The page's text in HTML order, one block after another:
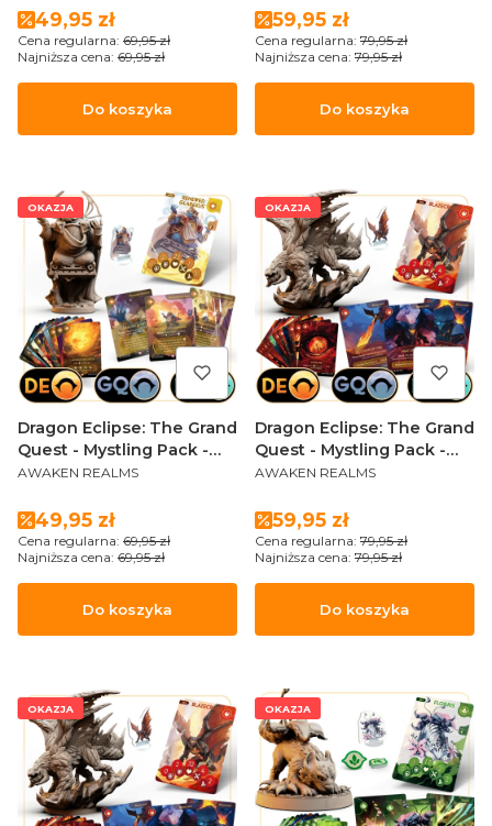
Cena promocyjna
49,95 zł
Cena regularna: 69,95 zł
Najniższa cena: 69,95 zł
Do koszyka
Cena promocyjna
59,95 zł
Cena regularna: 79,95 zł
Najniższa cena: 79,95 zł
Do koszyka
OKAZJA
Dragon Eclipse: The Grand
Quest - Mystling Pack -
Renewed Glarexus
PRODUCENT
AWAKEN REALMS
Cena promocyjna
49,95 zł
Cena regularna: 69,95 zł
Najniższa cena: 69,95 zł
Do koszyka
OKAZJA
Dragon Eclipse: The Grand
Quest - Mystling Pack -
Blazecrush (Sundrop
PRODUCENT
AWAKEN REALMS
Cena promocyjna
59,95 zł
Cena regularna: 79,95 zł
Najniższa cena: 79,95 zł
Do koszyka
OKAZJA OKAZJA